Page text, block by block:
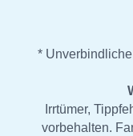
*
Irrtümer,
vorbehalten.